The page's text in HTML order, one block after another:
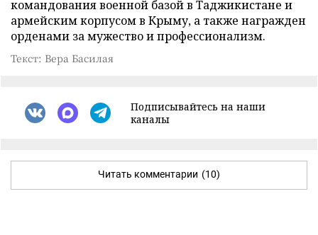
командования военной базой в Таджикистане и
армейским корпусом в Крыму, а также награжден
орденами за мужество и профессионализм.
Текст: Вера Басилая
Подписывайтесь на наши
каналы
Читать комментарии (10)